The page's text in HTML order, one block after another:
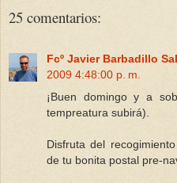
25 comentarios:
Fcº Javier Barbadillo
2009 4:48:00 p. m.
¡Buen domingo y a
tempreatura subirá).
Disfruta del
de tu bonita postal pre-